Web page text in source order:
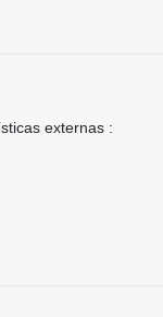
externas :